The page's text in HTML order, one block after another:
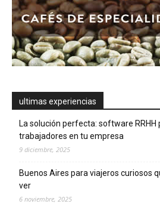
ultimas experiencias
La solución perfecta: software
trabajadores en tu empresa
9 diciembre, 2025
Buenos Aires para viajeros curiosos
ver
6 noviembre, 2025